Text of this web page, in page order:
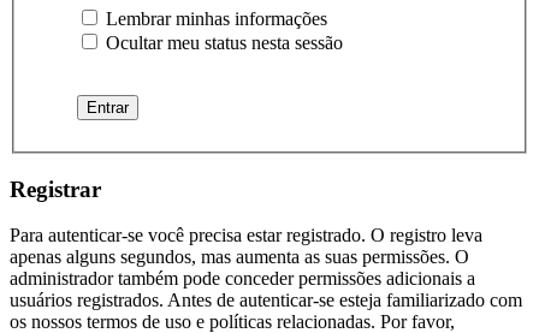
Lembrar minhas informações
Ocultar meu status nesta sessão
Registrar
Para autenticar-se você precisa estar registrado. O registro leva
apenas alguns segundos, mas aumenta as suas permissões. O
administrador também pode conceder permissões adicionais a
usuários registrados. Antes de autenticar-se esteja familiarizado com
os nossos termos de uso e políticas relacionadas. Por favor,